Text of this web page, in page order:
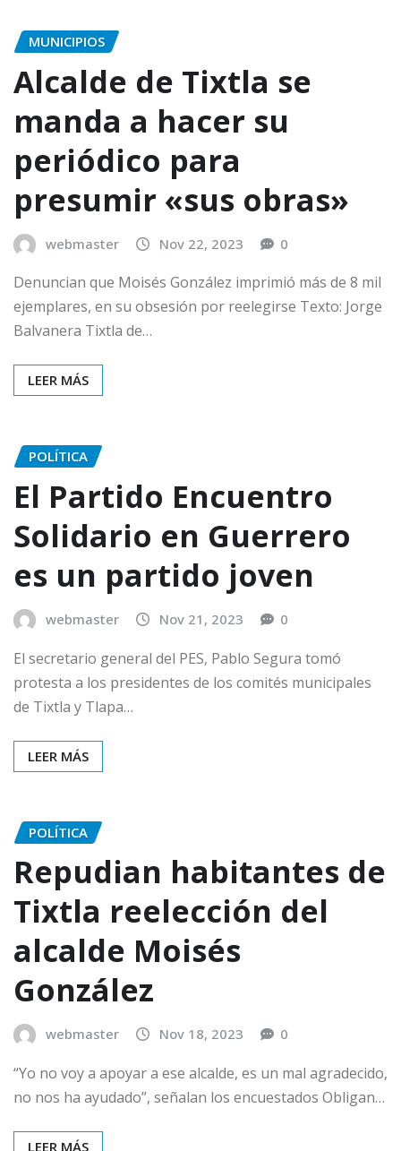
MUNICIPIOS
Alcalde de Tixtla se
manda a hacer su
periódico para
presumir «sus obras»
webmaster Nov 22, 2023 0
Denuncian que Moisés González imprimió más de 8 mil
ejemplares, en su obsesión por reelegirse Texto: Jorge
Balvanera Tixtla de…
LEER MÁS
POLÍTICA
El Partido Encuentro
Solidario en Guerrero
es un partido joven
webmaster Nov 21, 2023 0
El secretario general del PES, Pablo Segura tomó
protesta a los presidentes de los comités municipales
de Tixtla y Tlapa…
LEER MÁS
POLÍTICA
Repudian habitantes de
Tixtla reelección del
alcalde Moisés
González
webmaster Nov 18, 2023 0
“Yo no voy a apoyar a ese alcalde, es un mal agradecido,
no nos ha ayudado”, señalan los encuestados Obligan…
LEER MÁS